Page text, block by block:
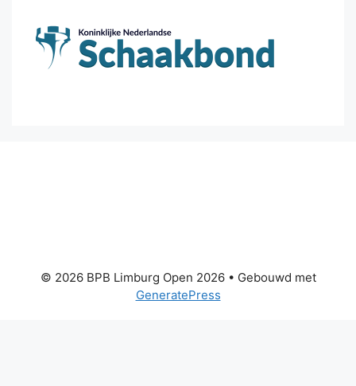
© 2026 BPB Limburg Open 2026• Gebouwd met
GeneratePress